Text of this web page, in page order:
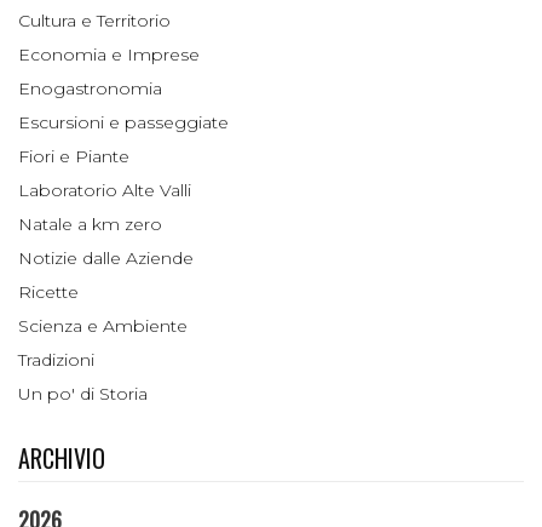
Cultura e Territorio
Economia e Imprese
Enogastronomia
Escursioni e passeggiate
Fiori e Piante
Laboratorio Alte Valli
Natale a km zero
Notizie dalle Aziende
Ricette
Scienza e Ambiente
Tradizioni
Un po' di Storia
ARCHIVIO
2026